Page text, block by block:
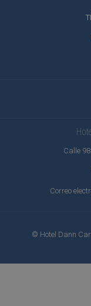
Calle
Correo
© Hotel Dann